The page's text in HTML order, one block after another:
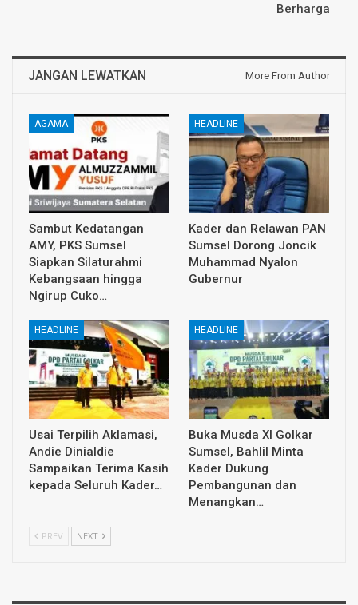
Berharga
JANGAN LEWATKAN More From Author
AGAMA
Sambut Kedatangan
AMY, PKS Sumsel
Siapkan Silaturahmi
Kebangsaan hingga
Ngirup Cuko…
HEADLINE
Kader dan Relawan PAN
Sumsel Dorong Joncik
Muhammad Nyalon
Gubernur
HEADLINE
Usai Terpilih Aklamasi,
Andie Dinialdie
Sampaikan Terima Kasih
kepada Seluruh Kader…
HEADLINE
Buka Musda XI Golkar
Sumsel, Bahlil Minta
Kader Dukung
Pembangunan dan
Menangkan…
PREV NEXT